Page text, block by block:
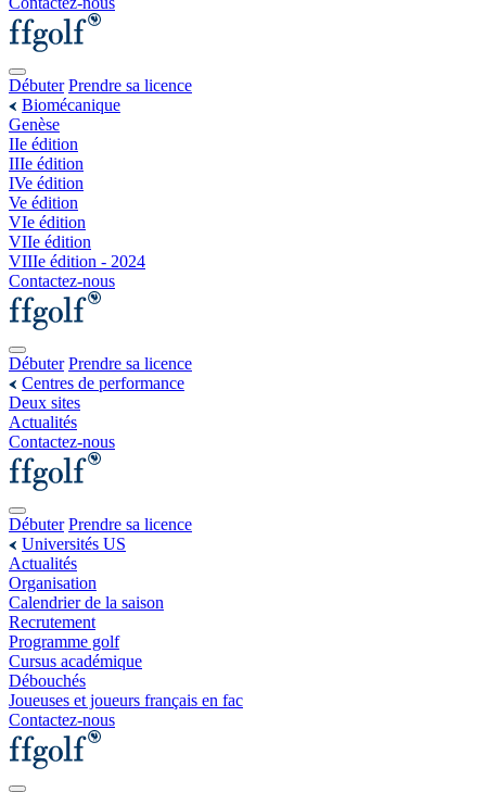
Débuter Prendre sa licence
Biomécanique
Genèse
IIe édition
IIIe édition
IVe édition
Ve édition
VIe édition
VIIe édition
VIIIe édition - 2024
Contactez-nous
Débuter Prendre sa licence
Centres de performance
Deux sites
Actualités
Contactez-nous
Débuter Prendre sa licence
Universités US
Actualités
Organisation
Calendrier de la saison
Recrutement
Programme golf
Cursus académique
Débouchés
Joueuses et joueurs français en fac
Contactez-nous